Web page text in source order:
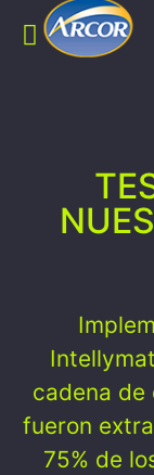
cadena
fueron
75% de